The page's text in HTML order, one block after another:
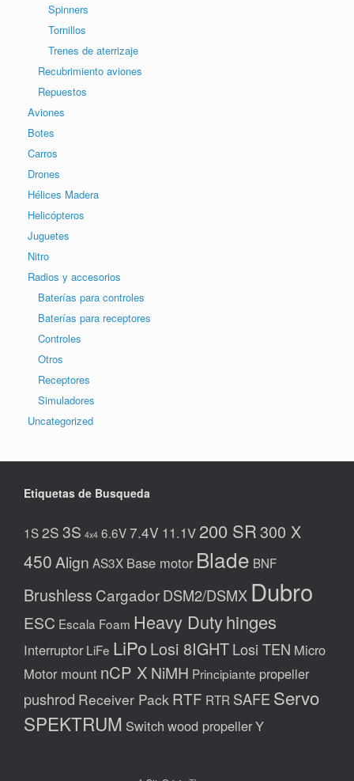
Spinners
Tornillos
Trenes de aterrizaje
Recubrimiento aviones
Repuestos
Aviones
Botes
Carros
Drones
Hélices Madera
Helicópteros
Juguetes
Nitro
Radios y accesorios
Baterías para controles
Baterías para receptores
Controles
Otros
Receptores
Simuladores
Uncategorized
Etiquetas de Busqueda
1S2S 3S 4x4 6.6V7.4V 11.1V 200 SR300 X
450Align AS3X Base motor Blade BNF
Brushless CargadorDSM2/DSMX Dubro
ESC Escala Foam Heavy Dutyhinges
Interruptor LiFe LiPoLosi 8IGHTLosi TEN Micro
Motor mount nCP X NiMH Principiante propeller
pushrod Receiver Pack RTF RTR SAFE Servo
SPEKTRUM Switch wood propellerY